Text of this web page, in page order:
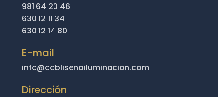
981 64 20 46
630 12 11 34
630 12 14 80
E-mail
info@cablisenailuminacion.com
Dirección